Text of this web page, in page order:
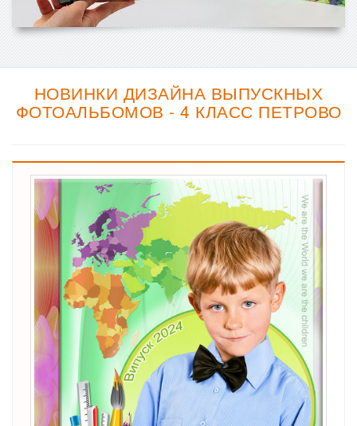
НОВИНКИ ДИЗАЙНА ВЫПУСКНЫХ
ФОТОАЛЬБОМОВ - 4 КЛАСС ПЕТРОВО